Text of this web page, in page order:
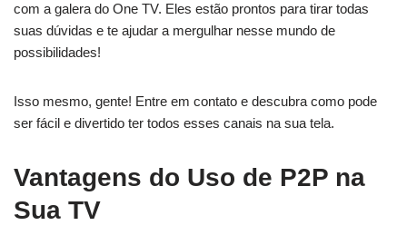
com a galera do One TV. Eles estão prontos para tirar todas
suas dúvidas e te ajudar a mergulhar nesse mundo de
possibilidades!
Isso mesmo, gente! Entre em contato e descubra como pode
ser fácil e divertido ter todos esses canais na sua tela.
Vantagens do Uso de P2P na
Sua TV